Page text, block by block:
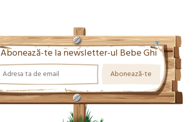
Abonează-te la newsletter-ul Bebe Ghi